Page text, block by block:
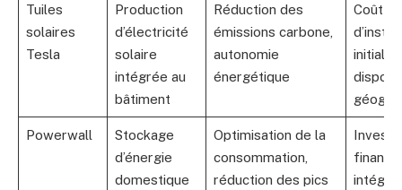
Tuiles
solaires
Tesla
Production
d’électricité
solaire
intégrée au
bâtiment
Réduction des
émissions carbone,
autonomie
énergétique
Coût
initial,
Powerwall
Stockage
d’énergie
domestique
Optimisation de la
consommation,
réduction des pics